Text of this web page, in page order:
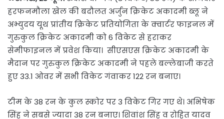
हरफनमौला खेल की बदौलत अर्जुन क्रिकेट अकादमी ब्लू ने
अभ्युदय यूथ प्रांतीय क्रिकेट प्रतियोगिता के क्वार्टर फाइनल में
गुरुकुल क्रिकेट अकादमी को 6 विकेट से हराकर
सेमीफाइनल में प्रवेश किया। सीएसएस क्रिकेट अकादमी के
मैदान पर गुरुकुल क्रिकेट अकादमी ने पहले बल्लेबाजी करते
हुए 33.1 ओवर में सभी विकेट गंवाकर 122 रन बनाए।
टीम के 38 रन के कुल स्कोर पर 3 विकेट गिर गए थे। अभिषेक
सिंह ने सबसे ज्यादा 38 रन बनाए। शिवांश सिंह व रोहित यादव